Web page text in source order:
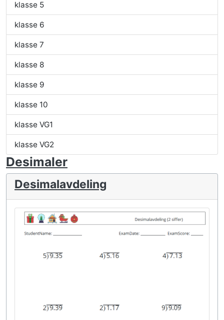
klasse 5
klasse 6
klasse 7
klasse 8
klasse 9
klasse 10
klasse VG1
klasse VG2
Desimaler
Desimalavdeling